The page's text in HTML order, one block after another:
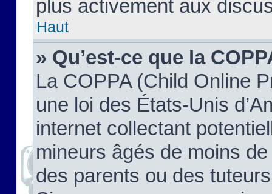
plus activement aux
Haut
» Qu’est-ce que la
La COPPA (Child Online
une loi des États-Unis
internet collectant
mineurs âgés de moins
des parents ou des